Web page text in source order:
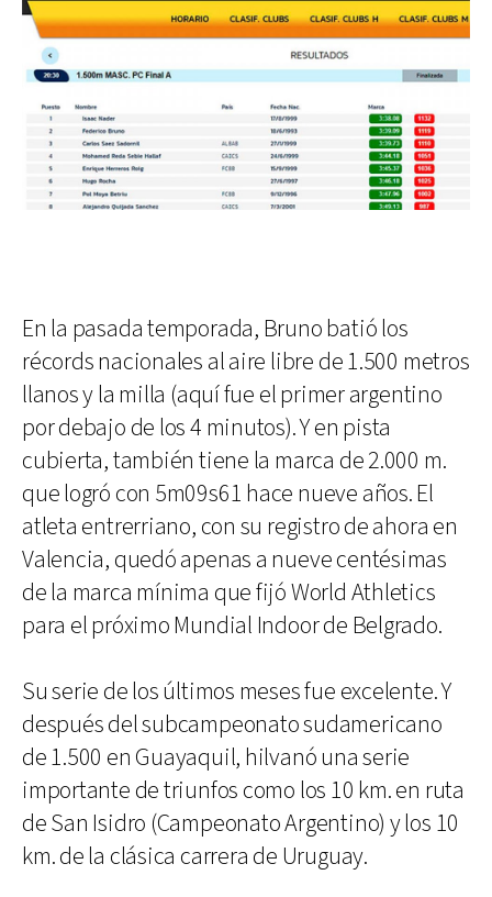
En la pasada temporada, Bruno batió los
récords nacionales al aire libre de 1.500 metros
llanos y la milla (aquí fue el primer argentino
por debajo de los 4 minutos). Y en pista
cubierta, también tiene la marca de 2.000 m.
que logró con 5m09s61 hace nueve años. El
atleta entrerriano, con su registro de ahora en
Valencia, quedó apenas a nueve centésimas
de la marca mínima que fijó World Athletics
para el próximo Mundial Indoor de Belgrado.
Su serie de los últimos meses fue excelente. Y
después del subcampeonato sudamericano
de 1.500 en Guayaquil, hilvanó una serie
importante de triunfos como los 10 km. en ruta
de San Isidro (Campeonato Argentino) y los 10
km. de la clásica carrera de Uruguay.